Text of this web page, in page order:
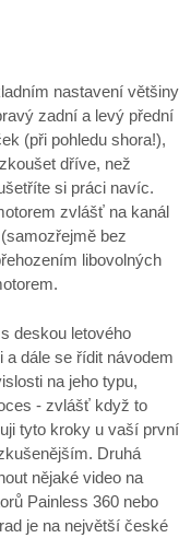
nastavení většiny
zadní a levý přední
(při pohledu shora!),
dříve, než
si práci navíc.
zvlášť na kanál
bez
libovolných
deskou letového
a dále se řídit návodem
na jeho typu,
- zvlášť když to
tyto kroky u vaší první
Druhá
nějaké video na
Painless 360 nebo
je na největší české